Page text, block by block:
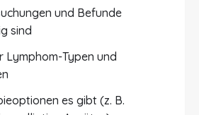
Sinne deines Tieres zu treffen.
Lymphom ist, wie es entsteht
Unterschiede zwischen
und Befunde
sind
Lymphom-Typen und
es gibt (z. B.